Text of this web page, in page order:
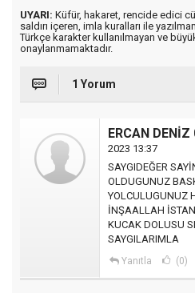
UYARI: Küfür, hakaret, rencide edici
saldırı içeren, imla kuralları ile
Türkçe karakter kullanılmayan ve
onaylanmamaktadır.
1 Yorum
ERCAN
2023 13:37
SAYGIDEĞER
OLDUGUNUZ
YOLCULUGUNUZ
İNŞAALLAH
KUCAK DOLUSU
SAYGILARIMLA
Yanıtla (0)